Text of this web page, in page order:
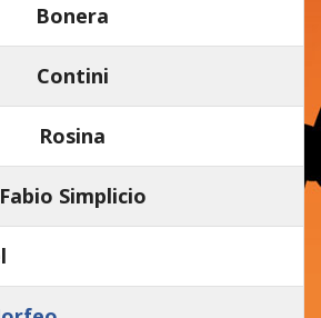
Bonera
Contini
Rosina
Fabio Simplicio